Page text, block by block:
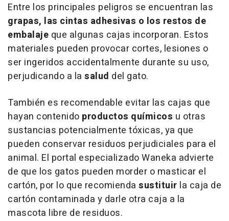
Entre los principales peligros se encuentran las
grapas, las cintas adhesivas o los restos de
embalaje que algunas cajas incorporan. Estos
materiales pueden provocar cortes, lesiones o
ser ingeridos accidentalmente durante su uso,
perjudicando a la salud del gato.
También es recomendable evitar las cajas que
hayan contenido productos químicos u otras
sustancias potencialmente tóxicas, ya que
pueden conservar residuos perjudiciales para el
animal. El portal especializado Waneka advierte
de que los gatos pueden morder o masticar el
cartón, por lo que recomienda sustituir la caja de
cartón contaminada y darle otra caja a la
mascota libre de residuos.